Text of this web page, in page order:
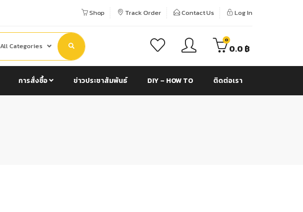
Shop Track Order Contact Us Log In
0
0.0 ฿
การสั่งซื้อ ข่าวประชาสัมพันธ์ DIY – HOW TO ติดต่อเรา